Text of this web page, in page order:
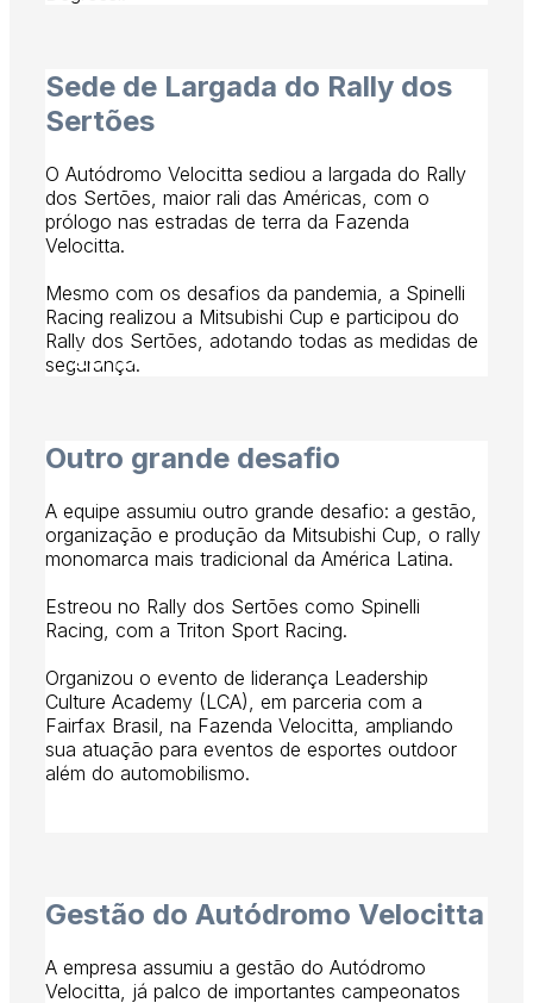
Sede de Largada do Rally dos
Sertões
O Autódromo Velocitta sediou a largada do Rally
dos Sertões, maior rali das Américas, com o
prólogo nas estradas de terra da Fazenda
Velocitta.
Mesmo com os desafios da pandemia, a Spinelli
Racing realizou a Mitsubishi Cup e participou do
Rally dos Sertões, adotando todas as medidas de
segurança.
2019
Outro grande desafio
A equipe assumiu outro grande desafio: a gestão,
organização e produção da Mitsubishi Cup, o rally
monomarca mais tradicional da América Latina.
Estreou no Rally dos Sertões como Spinelli
Racing, com a Triton Sport Racing.
Organizou o evento de liderança Leadership
Culture Academy (LCA), em parceria com a
Fairfax Brasil, na Fazenda Velocitta, ampliando
sua atuação para eventos de esportes outdoor
além do automobilismo.
Gestão do Autódromo Velocitta
A empresa assumiu a gestão do Autódromo
Velocitta, já palco de importantes campeonatos